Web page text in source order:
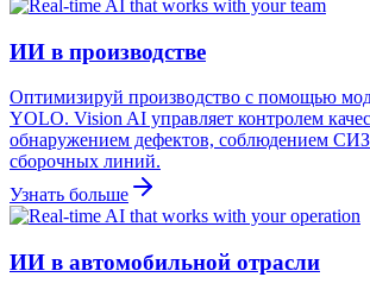
ИИ в производстве
Оптимизируй производство с помощью
YOLO. Vision AI управляет контролем
обнаружением дефектов, соблюдением СИЗ
сборочных линий.
Узнать больше
ИИ в автомобильной отрасли